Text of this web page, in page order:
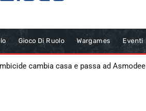
Gioco Di Ruolo Wargames Eventi
cambia casa e passa ad Asmodee